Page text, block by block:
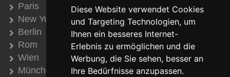
Diese Website verwendet Cookies
und Targeting Technologien, um
Ihnen ein besseres Internet-
Erlebnis zu ermöglichen und die
Werbung, die Sie sehen, besser an
Ihre Bedürfnisse anzupassen.
Paris
New York
Berlin
Rom
Wien
München